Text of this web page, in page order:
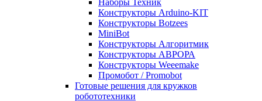
Наборы Техник
Конструкторы Arduino-KIT
Конструкторы Botzees
MiniBot
Конструкторы Алгоритмик
Конструкторы АВРОРА
Конструкторы Weeemake
Промобот / Promobot
Готовые решения для кружков
робототехники